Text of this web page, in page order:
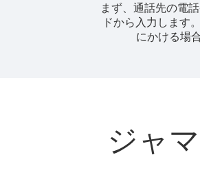
まず、通話先の電
ドから入力します。
にかける場合
ジャ